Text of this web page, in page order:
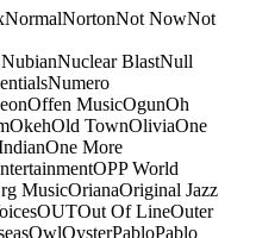
NormalNortonNot NowNot
NubianNuclear BlastNull
Numero
Offen MusicOgunOh
OkehOld TownOliviaOne
One More
OPP World
MusicOrianaOriginal Jazz
OUTOut Of LineOuter
OwlOysterPabloPablo